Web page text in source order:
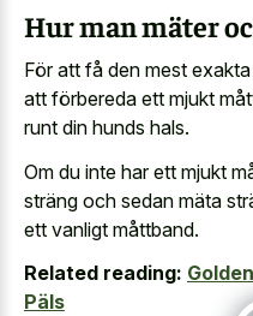
Hur man mäter
För att få den mest
att förbereda ett mjukt
runt din hunds hals.
Om du inte har ett mjukt
sträng och sedan mäta
ett vanligt måttband.
Related reading:
Päls